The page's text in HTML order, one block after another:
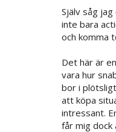
Själv såg
inte bara
och komma
Det här är
vara hur
bor i
att köpa
intressant.
får mig dock